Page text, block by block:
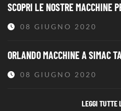
SCOPRI LE NOSTRE MACCHINE
08 GIUGNO 2020
ORLANDO MACCHINE A SIMAC
08 GIUGNO 2020
LEGGI TUTTE